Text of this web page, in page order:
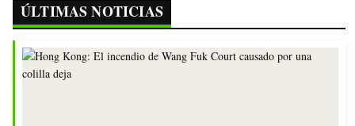
ÚLTIMAS NOTICIAS